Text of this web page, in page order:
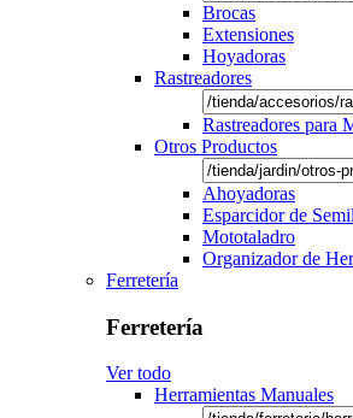
Brocas
Extensiones
Hoyadoras
Rastreadores
Rastreadores para
Otros Productos
Ahoyadoras
Esparcidor de
Mototaladro
Organizador de
Ferretería
Ferretería
Ver todo
Herramientas Manuales